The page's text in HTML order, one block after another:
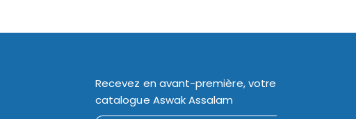
Recevez en avant-première, votre
catalogue Aswak Assalam